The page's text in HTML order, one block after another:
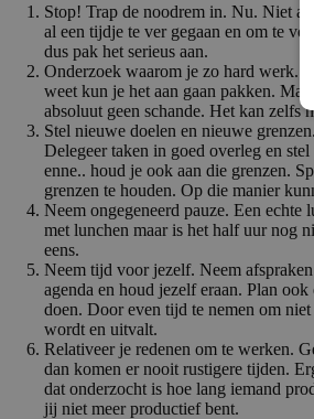
Stop! Trap de noodrem in. Nu. Niet
al een tijdje te ver gegaan en om te
dus pak het serieus aan.
Onderzoek waarom je zo hard werk.
weet kun je het aan gaan pakken.
absoluut geen schande. Het kan
Stel nieuwe doelen en nieuwe
Delegeer taken in goed overleg en
enne.. houd je ook aan die grenzen.
grenzen te houden. Op die manier
Neem ongegeneerd pauze. Een
met lunchen maar is het half uur nog
eens.
Neem tijd voor jezelf. Neem
agenda en houd jezelf eraan. Plan
doen. Door even tijd te nemen om
wordt en uitvalt.
Relativeer je redenen om te werken.
dan komen er nooit rustigere tijden.
dat onderzocht is hoe lang iemand
jij niet meer productief bent.